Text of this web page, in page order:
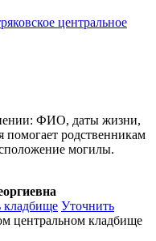
центральное
ФИО, даты жизни,
родственникам
могилы.
кладбище Уточнить